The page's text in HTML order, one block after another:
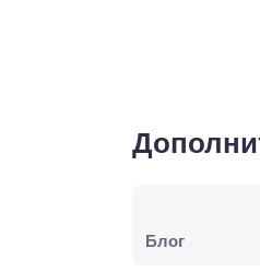
Блог